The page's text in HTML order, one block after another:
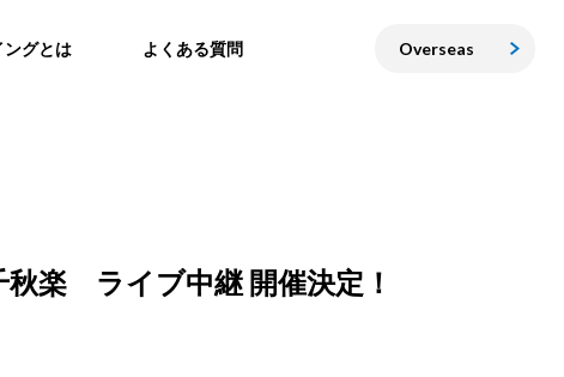
ングとは よくある質問 Overseas
楽 ライブ中継 開催決定！